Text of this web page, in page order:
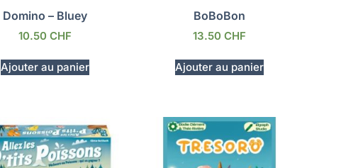
Domino – Bluey
10.50 CHF
Ajouter au panier
BoBoBon
13.50 CHF
Ajouter au panier